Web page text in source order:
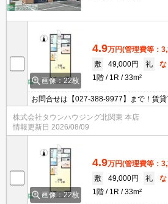
画像：22枚
4.9万円(管理費等：
敷
49,000円 礼
な
1階
1R 33m²
お問合せは【027-388-9977】まで！賃貸
めてご紹介可能です☆是非お電話でリア
認くださいませ♪
株式会社タウンハウジング北関東 本店
情報更新日 2026/08/09
画像：22枚
4.9万円(管理費等：
敷
49,000円 礼
な
1階
1R 33m²